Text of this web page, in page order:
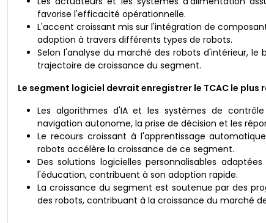
favorise l'efficacité opérationnelle.
L'accent croissant mis sur l'intégration de
adoption à travers différents types de robots.
Selon l'analyse du marché des robots d'intérieur,
trajectoire de croissance du segment.
Le segment logiciel devrait enregistrer le TCAC le
Les algorithmes d'IA et les systèmes de
navigation autonome, la prise de décision et les
Le recours croissant à l'apprentissage
robots accélère la croissance de ce segment.
Des solutions logicielles personnalisables
l'éducation, contribuent à son adoption rapide.
La croissance du segment est soutenue par des
des robots, contribuant à la croissance du marché